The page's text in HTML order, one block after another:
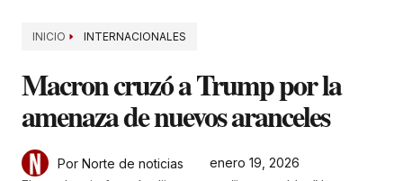
INICIO INTERNACIONALES
Macron cruzó a Trump por la
amenaza de nuevos aranceles
Por Norte de noticias
enero 19, 2026